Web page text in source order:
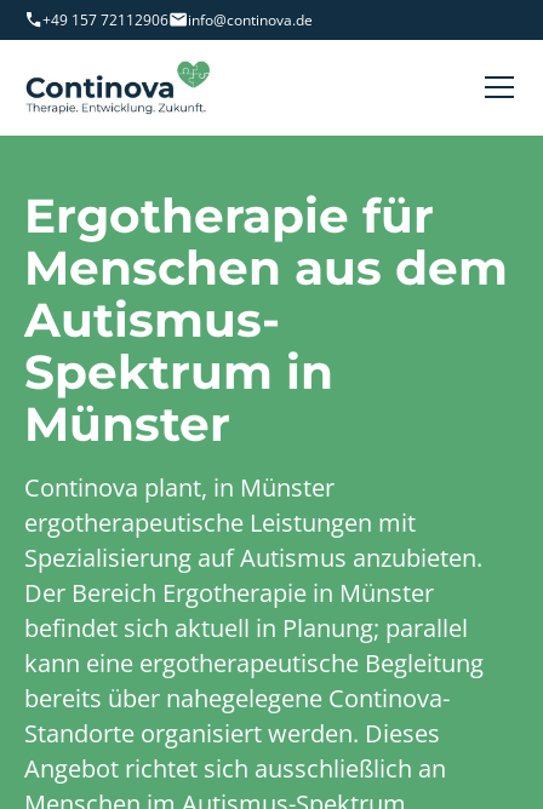
+49 157 72112906 info@continova.de
Ergotherapie für
Menschen aus dem
Autismus-
Spektrum in
Münster
Continova plant, in Münster
ergotherapeutische Leistungen mit
Spezialisierung auf Autismus anzubieten.
Der Bereich Ergotherapie in Münster
befindet sich aktuell in Planung; parallel
kann eine ergotherapeutische Begleitung
bereits über nahegelegene Continova-
Standorte organisiert werden. Dieses
Angebot richtet sich ausschließlich an